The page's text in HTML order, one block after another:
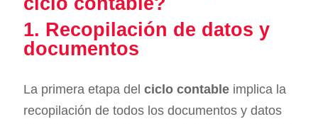
1. Recopilación de datos y
documentos
La primera etapa del ciclo contable implica la
recopilación de todos los documentos y datos